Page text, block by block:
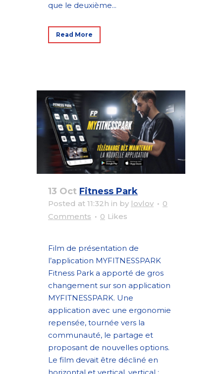
que le deuxième...
Read More
13 Oct Fitness Park
Posted at 11:32h in by lovlov
0
Comments
0 Likes
Film de présentation de
l’application MYFITNESSPARK
Fitness Park a apporté de gros
changement sur son application
MYFITNESSPARK. Une
application avec une ergonomie
repensée, tournée vers la
communauté, le partage et
proposant de nouvelles options.
Le film devait être décliné en
horizontal et vertical. vertical :